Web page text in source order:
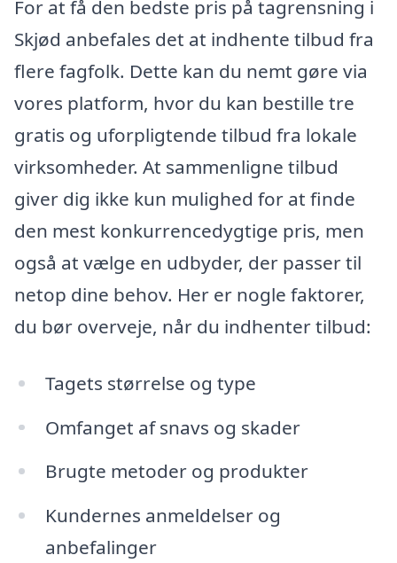
For at få den bedste pris på tagrensning i
Skjød anbefales det at indhente tilbud fra
flere fagfolk. Dette kan du nemt gøre via
vores platform, hvor du kan bestille tre
gratis og uforpligtende tilbud fra lokale
virksomheder. At sammenligne tilbud
giver dig ikke kun mulighed for at finde
den mest konkurrencedygtige pris, men
også at vælge en udbyder, der passer til
netop dine behov. Her er nogle faktorer,
du bør overveje, når du indhenter tilbud:
Tagets størrelse og type
Omfanget af snavs og skader
Brugte metoder og produkter
Kundernes anmeldelser og
anbefalinger